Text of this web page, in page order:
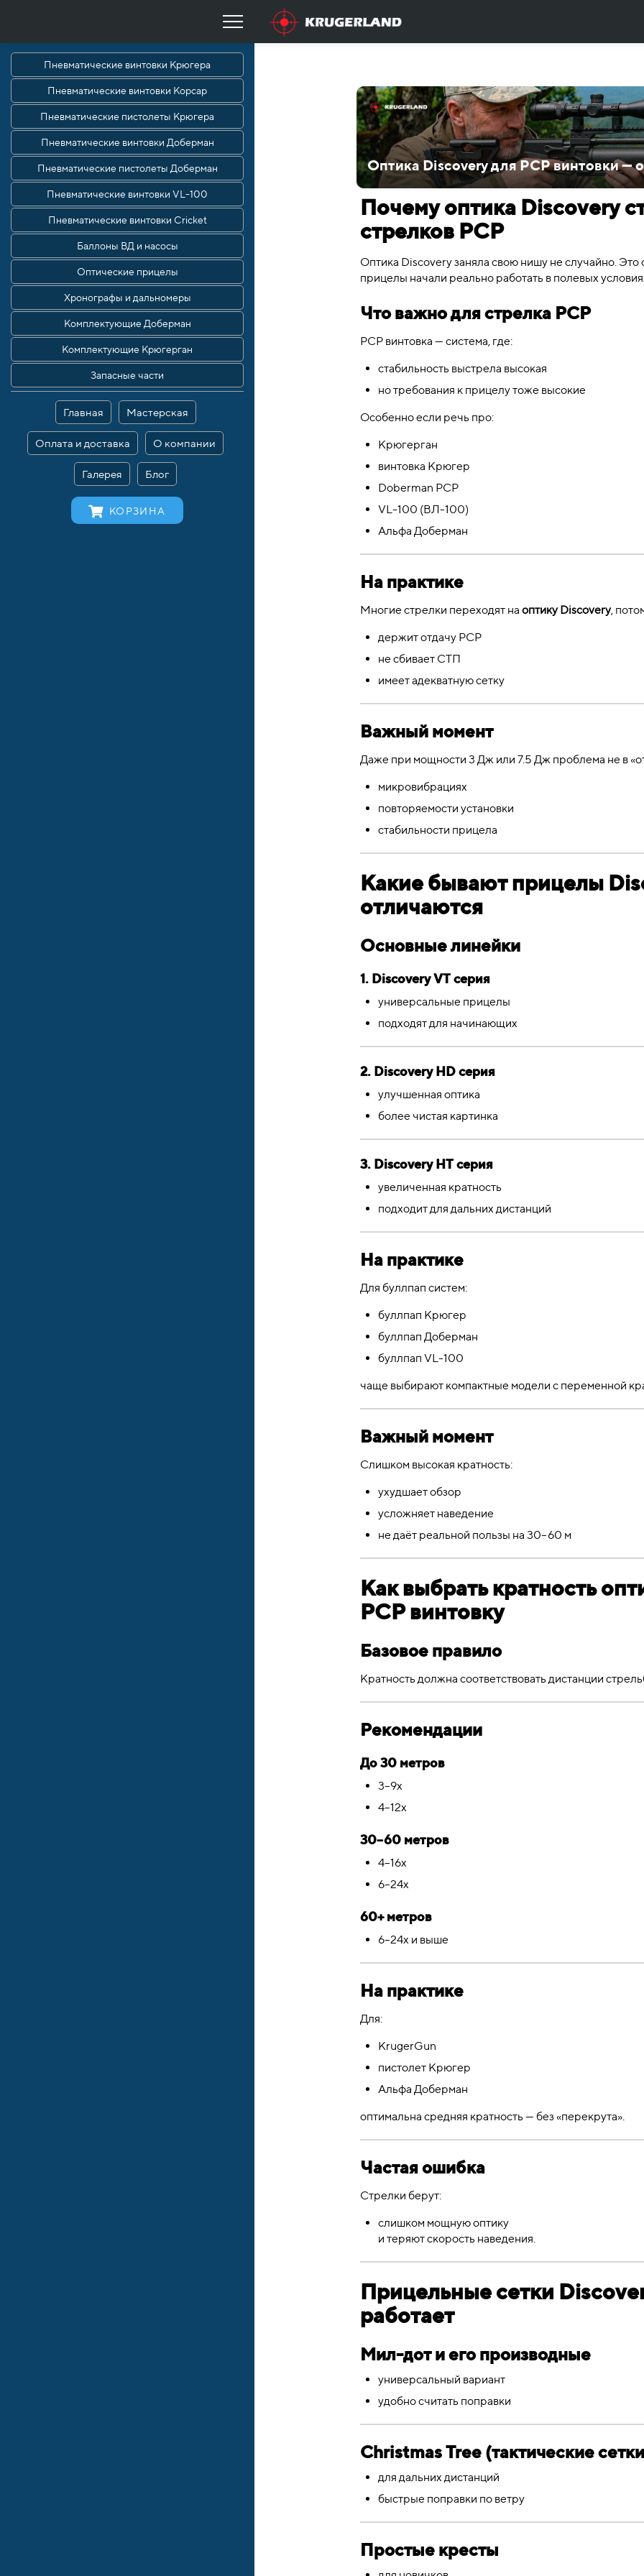
Пневматические винтовки Крюгера
Пневматические винтовки Корсар
Пневматические пистолеты Крюгера
Пневматические винтовки Доберман
Пневматические пистолеты Доберман
Пневматические винтовки VL-100
Пневматические винтовки Cricket
Баллоны ВД и насосы
Оптические прицелы
Хронографы и дальномеры
Комплектующие Доберман
Комплектующие Крюгерган
Запасные части
Главная Мастерская
Оплата и доставка О компании
Галерея Блог
КОРЗИНА
Оптика Discovery для PCP винтовки —
Почему оптика Discovery
стрелков PCP
Оптика Discovery заняла свою нишу не случайно. Это
прицелы начали реально работать в полевых
Что важно для стрелка PCP
PCP винтовка — система, где:
стабильность выстрела высокая
но требования к прицелу тоже высокие
Особенно если речь про:
Крюгерган
винтовка Крюгер
Doberman PCP
VL-100 (ВЛ-100)
Альфа Доберман
На практике
Многие стрелки переходят на оптику Discovery,
держит отдачу PCP
не сбивает СТП
имеет адекватную сетку
Важный момент
Даже при мощности 3 Дж или 7.5 Дж проблема не в
микровибрациях
повторяемости установки
стабильности прицела
Какие бывают прицелы
отличаются
Основные линейки
1. Discovery VT серия
универсальные прицелы
подходят для начинающих
2. Discovery HD серия
улучшенная оптика
более чистая картинка
3. Discovery HT серия
увеличенная кратность
подходит для дальних дистанций
На практике
Для буллпап систем:
буллпап Крюгер
буллпап Доберман
буллпап VL-100
чаще выбирают компактные модели с переменной
Важный момент
Слишком высокая кратность:
ухудшает обзор
усложняет наведение
не даёт реальной пользы на 30–60 м
Как выбрать кратность
PCP винтовку
Базовое правило
Кратность должна соответствовать дистанции
Рекомендации
До 30 метров
3–9x
4–12x
30–60 метров
4–16x
6–24x
60+ метров
6–24x и выше
На практике
Для:
KrugerGun
пистолет Крюгер
Альфа Доберман
оптимальна средняя кратность — без «перекрута».
Частая ошибка
Стрелки берут:
слишком мощную оптику
и теряют скорость наведения.
Прицельные сетки
работает
Мил-дот и его производные
универсальный вариант
удобно считать поправки
Christmas Tree (тактические
для дальних дистанций
быстрые поправки по ветру
Простые кресты